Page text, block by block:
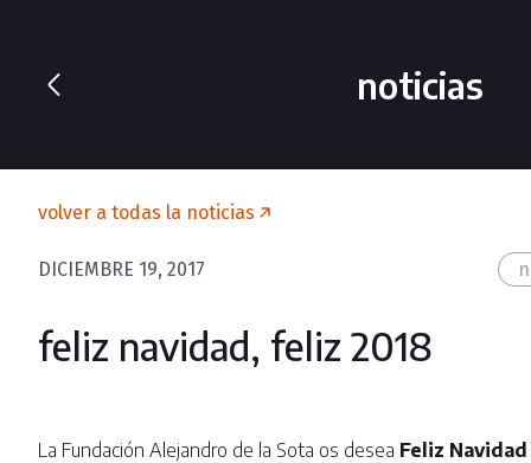
noticias
volver a todas la noticias
DICIEMBRE 19, 2017
feliz navidad, feliz 2018
La Fundación Alejandro de la Sota os desea Feliz Navidad